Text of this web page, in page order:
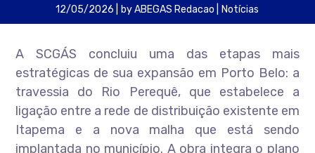
12/05/2026 byABEGAS Redacao Notícias
A SCGÁS concluiu uma das etapas mais
estratégicas de sua expansão em Porto Belo: a
travessia do Rio Perequê, que estabelece a
ligação entre a rede de distribuição existente em
Itapema e a nova malha que está sendo
implantada no município. A obra integra o plano